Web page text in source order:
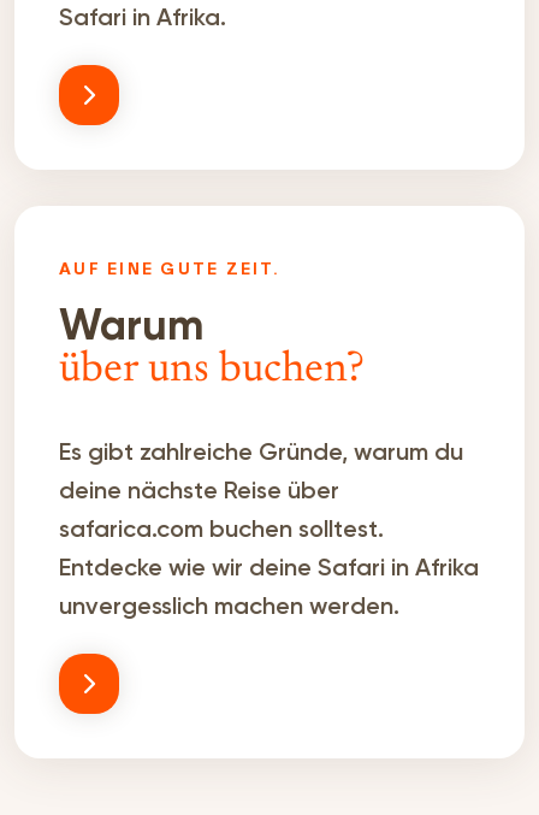
Safari in Afrika.
AUF EINE GUTE ZEIT.
Warum
über uns buchen?
Es gibt zahlreiche Gründe, warum du
deine nächste Reise über
safarica.com buchen solltest.
Entdecke wie wir deine Safari in Afrika
unvergesslich machen werden.